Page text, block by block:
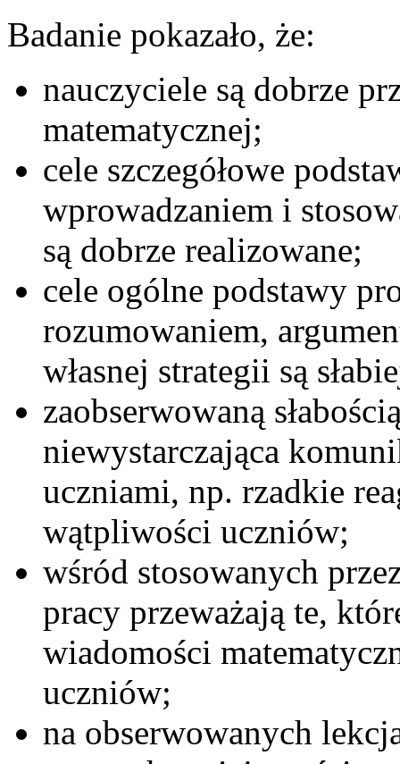
Badanie pokazało, że:
nauczyciele są dobrze
matematycznej;
cele szczegółowe
wprowadzaniem i
są dobrze realizowane;
cele ogólne podstawy
rozumowaniem,
własnej strategii są
zaobserwowaną
niewystarczająca
uczniami, np. rzadkie
wątpliwości uczniów;
wśród stosowanych
pracy przeważają te,
wiadomości
uczniów;
na obserwowanych